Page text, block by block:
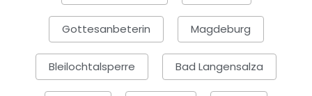
Gottesanbeterin Magdeburg
Bleilochtalsperre Bad Langensalza